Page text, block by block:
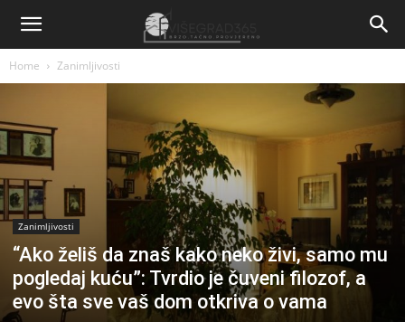
Home Zanimljivosti
Zanimljivosti
“Ako želiš da znaš kako neko živi, samo mu
pogledaj kuću”: Tvrdio je čuveni filozof, a
evo šta sve vaš dom otkriva o vama